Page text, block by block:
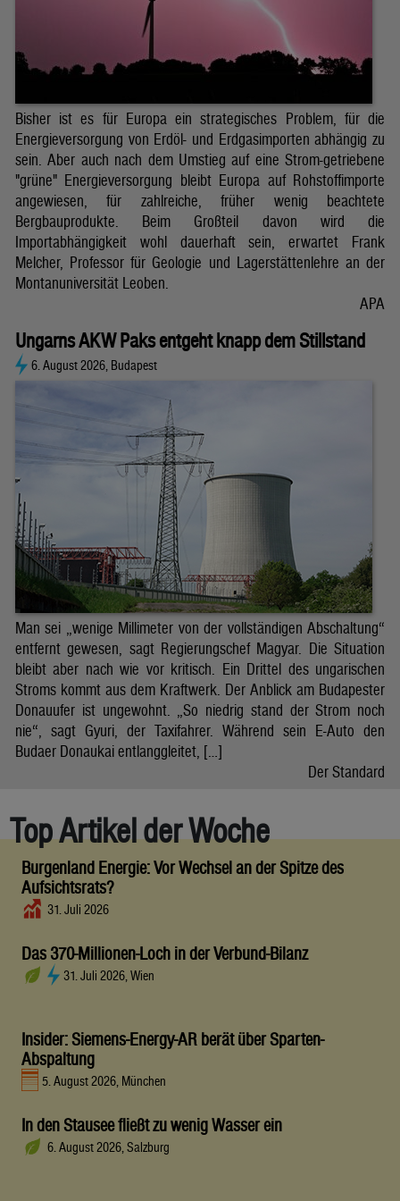
Bisher ist es für Europa ein strategisches Problem, für die
Energieversorgung von Erdöl- und Erdgasimporten abhängig zu
sein. Aber auch nach dem Umstieg auf eine Strom-getriebene
"grüne" Energieversorgung bleibt Europa auf Rohstoffimporte
angewiesen, für zahlreiche, früher wenig beachtete
Bergbauprodukte. Beim Großteil davon wird die
Importabhängigkeit wohl dauerhaft sein, erwartet Frank
Melcher, Professor für Geologie und Lagerstättenlehre an der
Montanuniversität Leoben.
APA
Ungarns AKW Paks entgeht knapp dem Stillstand
6. August 2026, Budapest
Man sei „wenige Millimeter von der vollständigen Abschaltung“
entfernt gewesen, sagt Regierungschef Magyar. Die Situation
bleibt aber nach wie vor kritisch. Ein Drittel des ungarischen
Stroms kommt aus dem Kraftwerk. Der Anblick am Budapester
Donauufer ist ungewohnt. „So niedrig stand der Strom noch
nie“, sagt Gyuri, der Taxifahrer. Während sein E-Auto den
Budaer Donaukai entlanggleitet, […]
Der Standard
Top Artikel der Woche
Burgenland Energie: Vor Wechsel an der Spitze des
Aufsichtsrats?
31. Juli 2026
Das 370-Millionen-Loch in der Verbund-Bilanz
31. Juli 2026, Wien
Insider: Siemens-Energy-AR berät über Sparten-
Abspaltung
5. August 2026, München
In den Stausee fließt zu wenig Wasser ein
6. August 2026, Salzburg